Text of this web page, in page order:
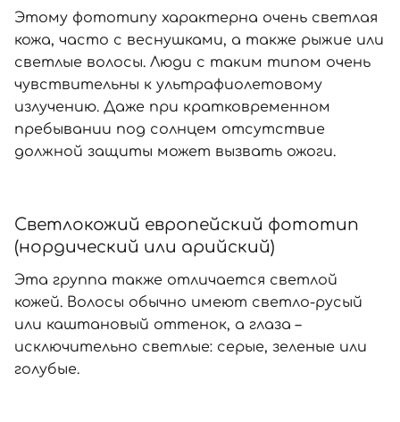
Этому фототипу характерна очень светлая
кожа, часто с веснушками, а также рыжие или
светлые волосы. Люди с таким типом очень
чувствительны к ультрафиолетовому
излучению. Даже при кратковременном
пребывании под солнцем отсутствие
должной защиты может вызвать ожоги.
Светлокожий европейский фототип
(нордический или арийский)
Эта группа также отличается светлой
кожей. Волосы обычно имеют светло-русый
или каштановый оттенок, а глаза –
исключительно светлые: серые, зеленые или
голубые.